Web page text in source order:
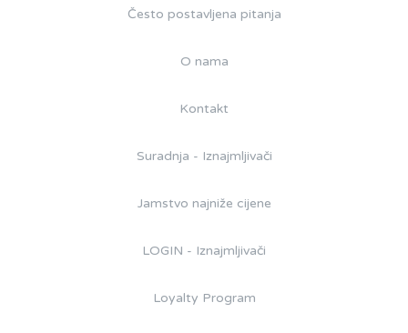
Često postavljena pitanja
O nama
Kontakt
Suradnja - Iznajmljivači
Jamstvo najniže cijene
LOGIN - Iznajmljivači
Loyalty Program